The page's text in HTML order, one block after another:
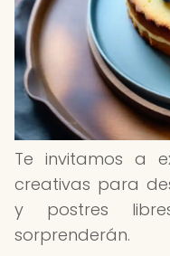
Te invitamos a
creativas para
y postres
sorprenderán.